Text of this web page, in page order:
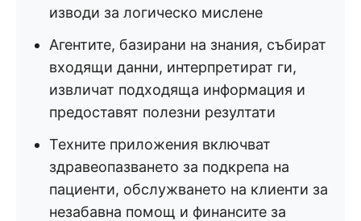
изводи за логическо мислене
Агентите, базирани на знания, събират
входящи данни, интерпретират ги,
извличат подходяща информация и
предоставят полезни резултати
Техните приложения включват
здравеопазването за подкрепа на
пациенти, обслужването на клиенти за
незабавна помощ и финансите за